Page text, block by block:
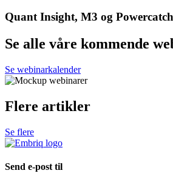
Quant Insight, M3 og Powercatch
Se alle våre kommende
Se webinarkalender
Flere artikler
Se flere
Send e-post til